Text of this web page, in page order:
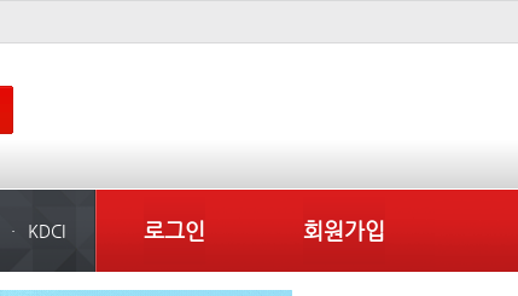
KDCI 로그인 회원가입